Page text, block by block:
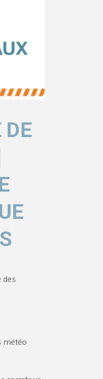
DE
météo